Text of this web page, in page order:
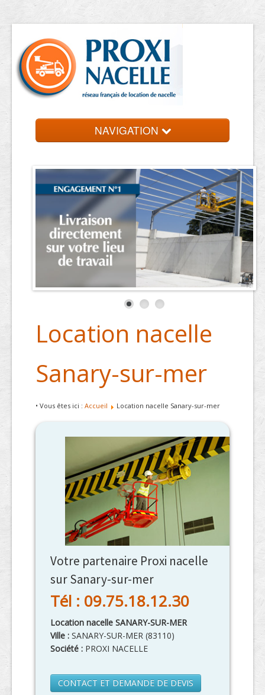
NAVIGATION
Location de nacelle
Contact et devis
Location nacelle
Sanary-sur-mer
• Vous êtes ici : Accueil Location nacelle Sanary-sur-mer
Votre partenaire Proxi nacelle
sur Sanary-sur-mer
Tél : 09.75.18.12.30
Location nacelle SANARY-SUR-MER
Ville : SANARY-SUR-MER (83110)
Société : PROXI NACELLE
CONTACT ET DEMANDE DE DEVIS